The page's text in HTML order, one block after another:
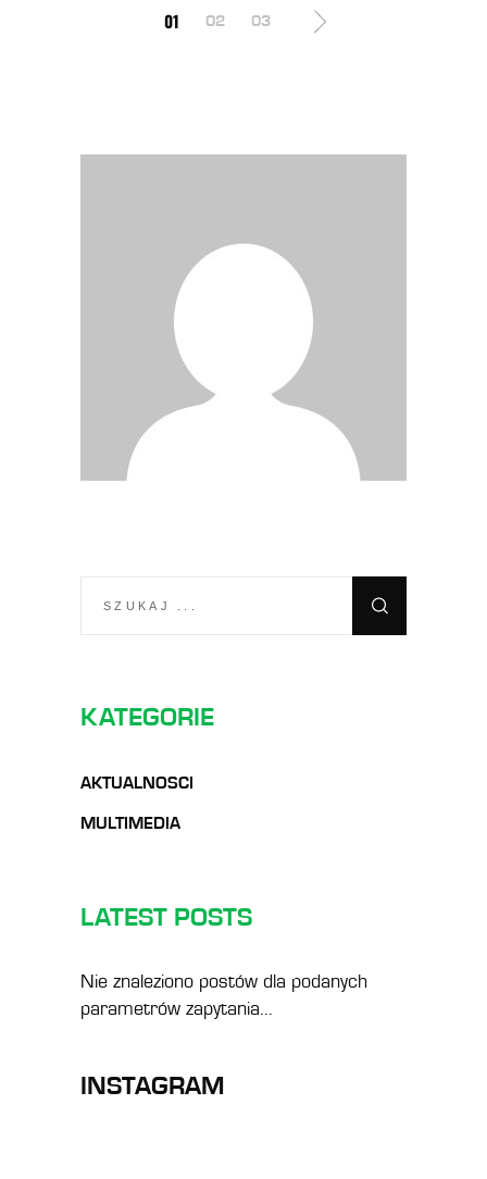
STRONICOWANIE
01 02 03
KATEGORIE
AKTUALNOSCI
MULTIMEDIA
LATEST POSTS
Nie znaleziono postów dla podanych
parametrów zapytania...
INSTAGRAM